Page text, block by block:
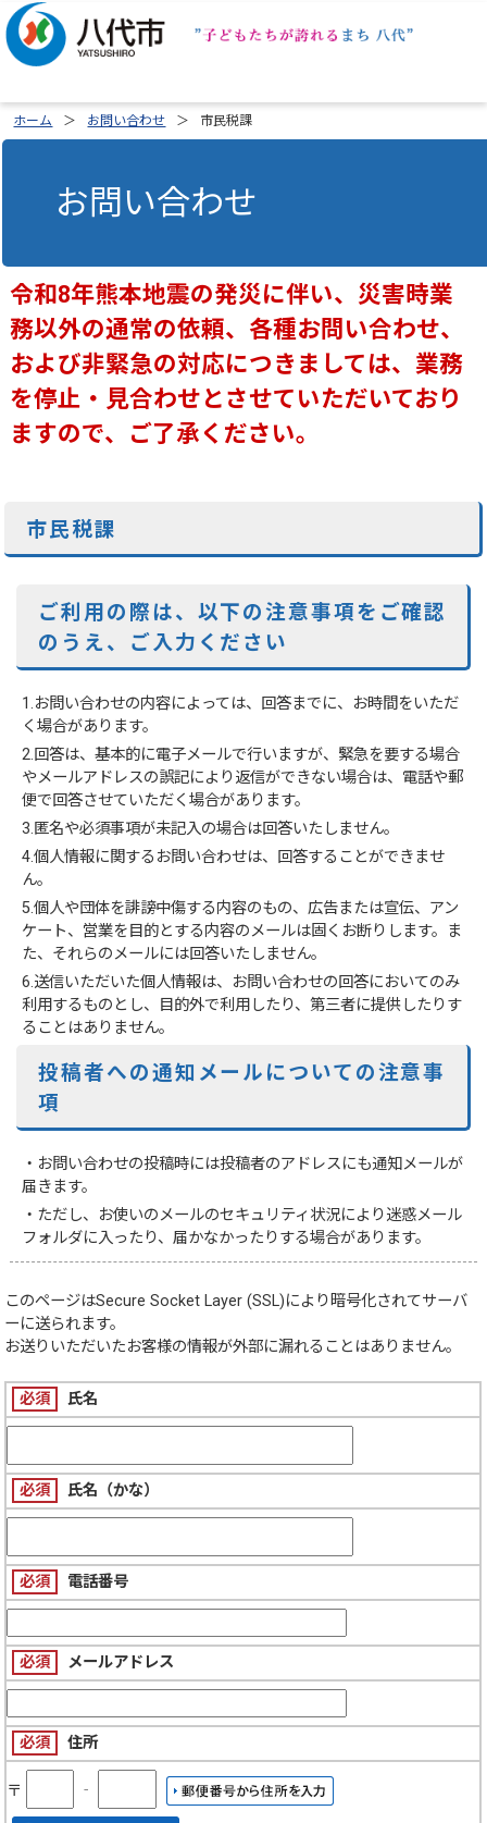
ホーム お問い合わせ 市民税課
お問い合わせ
令和8年熊本地震の発災に伴い、災害時業
務以外の通常の依頼、各種お問い合わせ、
および非緊急の対応につきましては、業務
を停止・見合わせとさせていただいており
ますので、ご了承ください。
市民税課
ご利用の際は、以下の注意事項をご確認
のうえ、ご入力ください
1.お問い合わせの内容によっては、回答までに、お時間をいただ
く場合があります。
2.回答は、基本的に電子メールで行いますが、緊急を要する場合
やメールアドレスの誤記により返信ができない場合は、電話や郵
便で回答させていただく場合があります。
3.匿名や必須事項が未記入の場合は回答いたしません。
4.個人情報に関するお問い合わせは、回答することができませ
ん。
5.個人や団体を誹謗中傷する内容のもの、広告または宣伝、アン
ケート、営業を目的とする内容のメールは固くお断りします。ま
た、それらのメールには回答いたしません。
6.送信いただいた個人情報は、お問い合わせの回答においてのみ
利用するものとし、目的外で利用したり、第三者に提供したりす
ることはありません。
投稿者への通知メールについての注意事
項
・お問い合わせの投稿時には投稿者のアドレスにも通知メールが
届きます。
・ただし、お使いのメールのセキュリティ状況により迷惑メール
フォルダに入ったり、届かなかったりする場合があります。
このページはSecure Socket Layer (SSL)により暗号化されてサーバ
ーに送られます。
お送りいただいたお客様の情報が外部に漏れることはありません。
必須 氏名
必須 氏名（かな）
必須 電話番号
必須 メールアドレス
必須 住所
〒 ‐